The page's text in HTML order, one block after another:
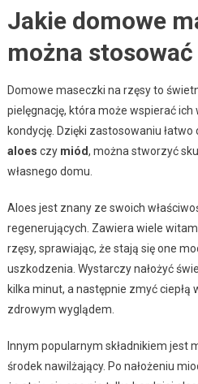
Jakie domowe
można
Domowe maseczki na rzęsy to
pielęgnację, która może wspierać
kondycję. Dzięki zastosowaniu łatwo
aloes czy miód, można stworzyć
własnego domu.
Aloes jest znany ze swoich
regenerujących. Zawiera wiele
rzęsy, sprawiając, że stają się one
uszkodzenia. Wystarczy nałożyć
kilka minut, a następnie zmyć ciepłą
zdrowym wyglądem.
Innym popularnym składnikiem jest
środek nawilżający. Po nałożeniu